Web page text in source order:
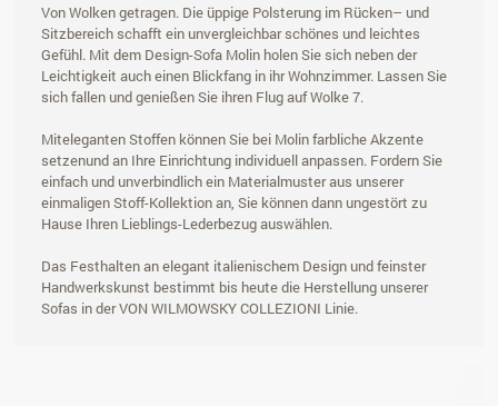
Von Wolken getragen. Die üppige Polsterung im Rücken– und
Sitzbereich schafft ein unvergleichbar schönes und leichtes
Gefühl. Mit dem Design-Sofa Molin holen Sie sich neben der
Leichtigkeit auch einen Blickfang in ihr Wohnzimmer. Lassen Sie
sich fallen und genießen Sie ihren Flug auf Wolke 7.
Miteleganten Stoffen können Sie bei Molin farbliche Akzente
setzenund an Ihre Einrichtung individuell anpassen. Fordern Sie
einfach und unverbindlich ein Materialmuster aus unserer
einmaligen Stoff-Kollektion an, Sie können dann ungestört zu
Hause Ihren Lieblings-Lederbezug auswählen.
Das Festhalten an elegant italienischem Design und feinster
Handwerkskunst bestimmt bis heute die Herstellung unserer
Sofas in der VON WILMOWSKY COLLEZIONI Linie.